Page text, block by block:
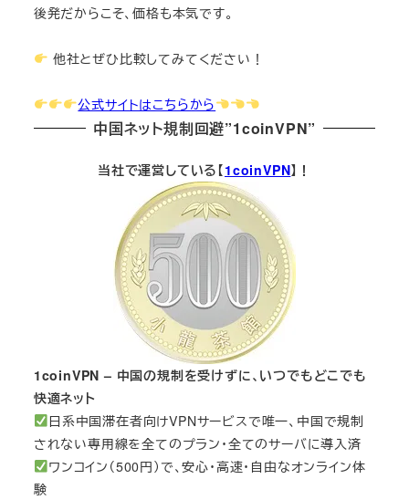
後発だからこそ、価格も本気です。
他社とぜひ比較してみてください！
公式サイトはこちらから
中国ネット規制回避”1coinVPN”
当社で運営している【1coinVPN】！
1coinVPN – 中国の規制を受けずに、いつでもどこでも
快適ネット
日系中国滞在者向けVPNサービスで唯一、中国で規制
されない専用線を全てのプラン・全てのサーバに導入済
ワンコイン（500円）で、安心・高速・自由なオンライン体
験